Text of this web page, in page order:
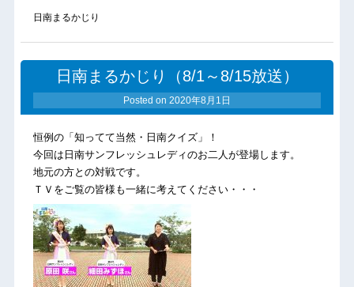
日南まるかじり
日南まるかじり（8/1～8/15放送）
Posted on 2020年8月1日
恒例の「知ってて当然・日南クイズ」！
今回は日南サンフレッシュレディのお二人が登場します。
地元の方との対戦です。
ＴＶをご覧の皆様も一緒に考えてください・・・